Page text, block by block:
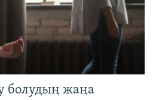
болудың жаңа